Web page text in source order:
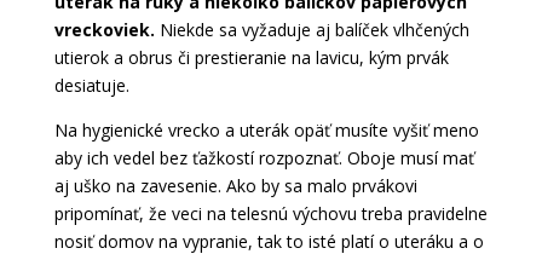
vreckoviek. Niekde sa vyžaduje aj balíček vlhčených
utierok a obrus či prestieranie na lavicu, kým prvák
desiatuje.
Na hygienické vrecko a uterák opäť musíte vyšiť meno
aby ich vedel bez ťažkostí rozpoznať. Oboje musí mať
aj uško na zavesenie. Ako by sa malo prvákovi
pripomínať, že veci na telesnú výchovu treba pravidelne
nosiť domov na vypranie, tak to isté platí o uteráku a o